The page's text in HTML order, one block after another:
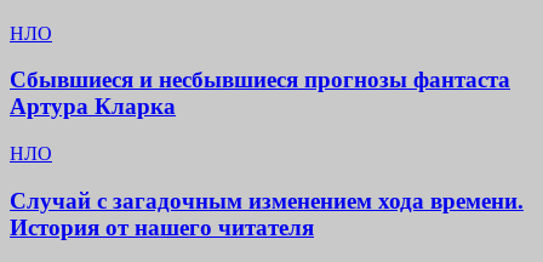
НЛО
Сбывшиеся и несбывшиеся прогнозы фантаста
Артура Кларка
НЛО
Случай с загадочным изменением хода времени.
История от нашего читателя